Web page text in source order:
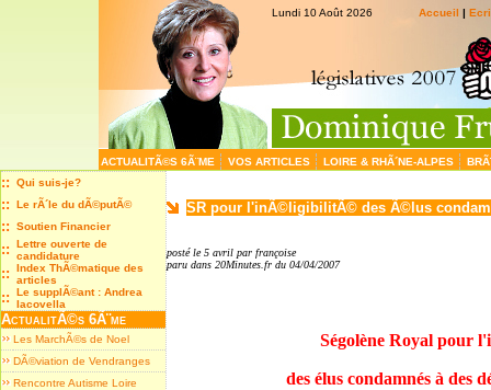
Lundi 10 Août 2026 Accueil |
ACTUALITÃ©S 6Ã¨ME VOS ARTICLES LOIRE & RHÃ´NE-ALPES
:: Qui suis-je?
:: Le rÃ´le du dÃ©putÃ©
:: Soutien Financier
::
Lettre ouverte de
candidature
::
Index ThÃ©matique des
articles
::
Le supplÃ©ant : Andrea
Iacovella
ActualitÃ©s 6Ã¨me
Les MarchÃ©s de Noel
DÃ©viation de Vendranges
Rencontre Autisme Loire
SR pour l'inÃ©ligibilitÃ© des Ã©lus
posté le 5 avril par françoise
paru dans 20Minutes.fr du 04/04/2007
Ségolène Royal pour
des élus condamnés à des